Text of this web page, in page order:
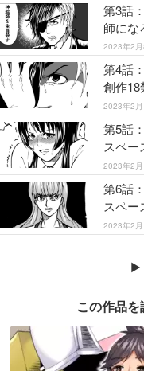
第3話
師にな
2023年2月
第4話
創作18
迫られ
2023年2月
第5話
スペー
されて
2023年2月
第6話
スペー
る話
2023年2月
▶
この作品